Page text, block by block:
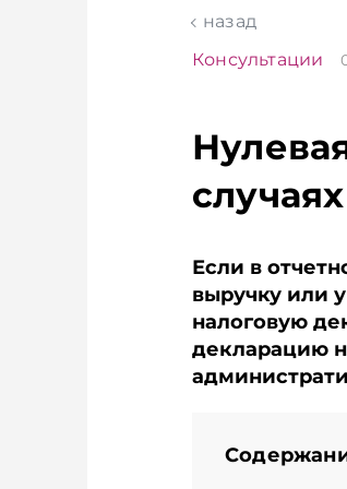
TelegramViberназад
Консультации
Если в
выручку или
налоговую
декларацию